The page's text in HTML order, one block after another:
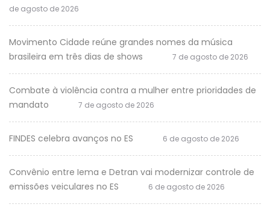
de agosto de 2026
Movimento Cidade reúne grandes nomes da música
brasileira em três dias de shows
7 de agosto de 2026
Combate à violência contra a mulher entre prioridades de
mandato
7 de agosto de 2026
FINDES celebra avanços no ES 6 de agosto de 2026
Convênio entre Iema e Detran vai modernizar controle de
emissões veiculares no ES
6 de agosto de 2026